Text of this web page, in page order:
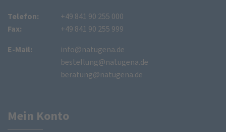
Telefon:
Fax:
+49 841 90 255 000
+49 841 90 255 999
E-Mail:
info@natugena.de
bestellung@natugena.de
beratung@natugena.de
Mein Konto